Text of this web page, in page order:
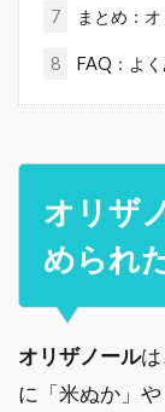
7 まとめ：
8 FAQ：よ
オリザ
められ
オリザノール
に「米ぬか」